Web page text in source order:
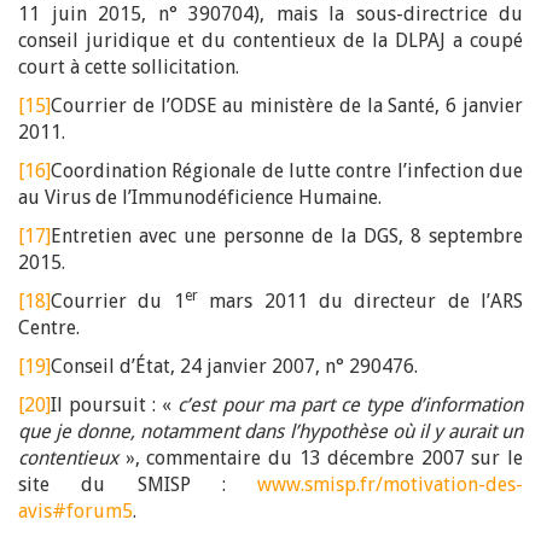
11 juin 2015, n° 390704), mais la sous-directrice du
conseil juridique et du contentieux de la DLPAJ a coupé
court à cette sollicitation.
[15]Courrier de l’ODSE au ministère de la Santé, 6 janvier
2011.
[16]Coordination Régionale de lutte contre l’infection due
au Virus de l’Immunodéficience Humaine.
[17]Entretien avec une personne de la DGS, 8 septembre
2015.
[18]Courrier du 1 ermars 2011 du directeur de l’ARS
Centre.
[19]Conseil d’État, 24 janvier 2007, n° 290476.
[20]Il poursuit : « c’est pour ma part ce type d’information
que je donne, notamment dans l’hypothèse où il y aurait un
contentieux», commentaire du 13 décembre 2007 sur le
site du SMISP : www.smisp.fr/motivation-des-
avis#forum5.